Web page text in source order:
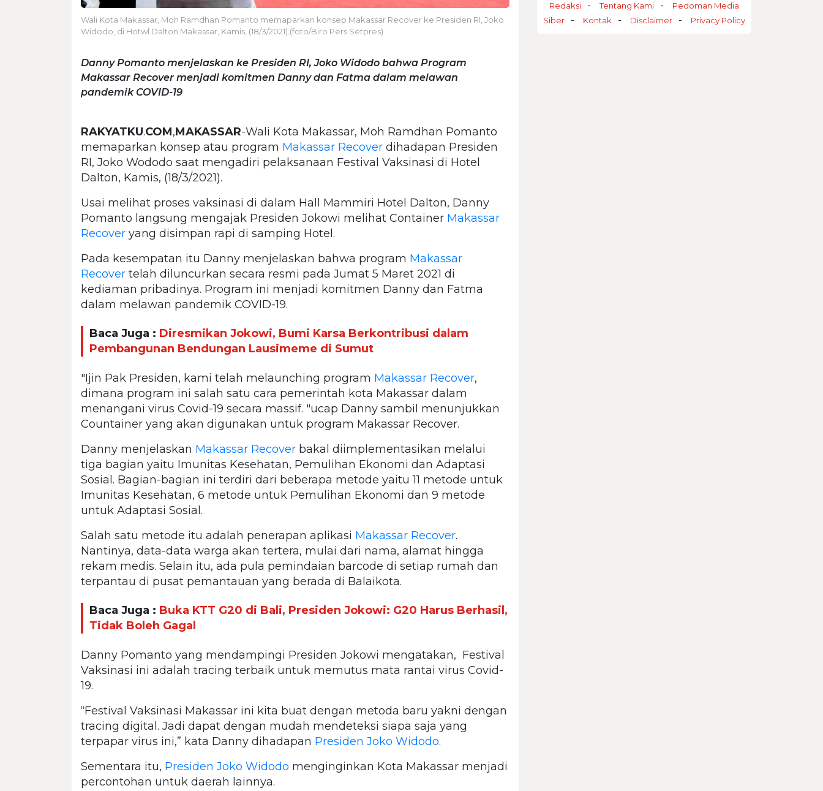
Wali Kota Makassar, Moh Ramdhan Pomanto memaparkan konsep Makassar Recover ke Presiden RI, Joko
Widodo, di Hotwl Dalton Makassar, Kamis, (18/3/2021).(foto/Biro Pers Setpres)
Danny Pomanto menjelaskan ke Presiden RI, Joko Widodo bahwa Program
Makassar Recover menjadi komitmen Danny dan Fatma dalam melawan
pandemik COVID-19
RAKYATKU.COM,MAKASSAR-Wali Kota Makassar, Moh Ramdhan Pomanto
memaparkan konsep atau program Makassar Recover dihadapan Presiden
RI, Joko Wododo saat mengadiri pelaksanaan Festival Vaksinasi di Hotel
Dalton, Kamis, (18/3/2021).
Usai melihat proses vaksinasi di dalam Hall Mammiri Hotel Dalton, Danny
Pomanto langsung mengajak Presiden Jokowi melihat Container Makassar
Recover yang disimpan rapi di samping Hotel.
Pada kesempatan itu Danny menjelaskan bahwa program Makassar
Recover telah diluncurkan secara resmi pada Jumat 5 Maret 2021 di
kediaman pribadinya. Program ini menjadi komitmen Danny dan Fatma
dalam melawan pandemik COVID-19.
Baca Juga : Diresmikan Jokowi, Bumi Karsa Berkontribusi dalam
Pembangunan Bendungan Lausimeme di Sumut
"Ijin Pak Presiden, kami telah melaunching program Makassar Recover,
dimana program ini salah satu cara pemerintah kota Makassar dalam
menangani virus Covid-19 secara massif. "ucap Danny sambil menunjukkan
Countainer yang akan digunakan untuk program Makassar Recover.
Danny menjelaskan Makassar Recover bakal diimplementasikan melalui
tiga bagian yaitu Imunitas Kesehatan, Pemulihan Ekonomi dan Adaptasi
Sosial. Bagian-bagian ini terdiri dari beberapa metode yaitu 11 metode untuk
Imunitas Kesehatan, 6 metode untuk Pemulihan Ekonomi dan 9 metode
untuk Adaptasi Sosial.
Salah satu metode itu adalah penerapan aplikasi Makassar Recover.
Nantinya, data-data warga akan tertera, mulai dari nama, alamat hingga
rekam medis. Selain itu, ada pula pemindaian barcode di setiap rumah dan
terpantau di pusat pemantauan yang berada di Balaikota.
Baca Juga : Buka KTT G20 di Bali, Presiden Jokowi: G20 Harus Berhasil,
Tidak Boleh Gagal
Danny Pomanto yang mendampingi Presiden Jokowi mengatakan, Festival
Vaksinasi ini adalah tracing terbaik untuk memutus mata rantai virus Covid-
19.
“Festival Vaksinasi Makassar ini kita buat dengan metoda baru yakni dengan
tracing digital. Jadi dapat dengan mudah mendeteksi siapa saja yang
terpapar virus ini,” kata Danny dihadapan Presiden Joko Widodo.
Sementara itu, Presiden Joko Widodo menginginkan Kota Makassar menjadi
percontohan untuk daerah lainnya.
Redaksi Tentang Kami
Pedoman Media
Siber
Kontak Disclaimer Privacy Policy